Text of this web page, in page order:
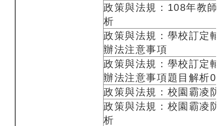
政策與法規：108年教
析
政策與法規：學校訂定
辦法注意事項
政策與法規：學校訂定
辦法注意事項題目解析
政策與法規：校園霸凌
政策與法規：校園霸凌
析